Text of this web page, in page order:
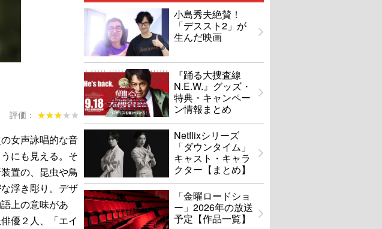
評価： ★★★★★
★★★★★
女声詠唱的な音
にも見える。そ
置の、昆虫や鳥
浮き彫り。デザ
上の意味があ
優２人、「エイ
小島秀夫絶賛！
「デススト2」が
生んだ映画
『踊る大捜査線
N.E.W.』グッズ・
特典・キャンペー
ン情報まとめ
Netflixシリーズ
「ダウンタイム」
キャスト・キャラ
クター【まとめ】
「金曜ロードショ
ー」2026年の放送
予定【作品一覧】